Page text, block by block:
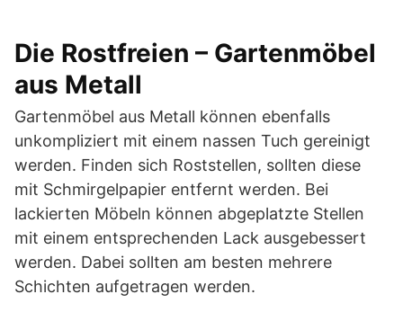
Die Rostfreien – Gartenmöbel
aus Metall
Gartenmöbel aus Metall können ebenfalls
unkompliziert mit einem nassen Tuch gereinigt
werden. Finden sich Roststellen, sollten diese
mit Schmirgelpapier entfernt werden. Bei
lackierten Möbeln können abgeplatzte Stellen
mit einem entsprechenden Lack ausgebessert
werden. Dabei sollten am besten mehrere
Schichten aufgetragen werden.